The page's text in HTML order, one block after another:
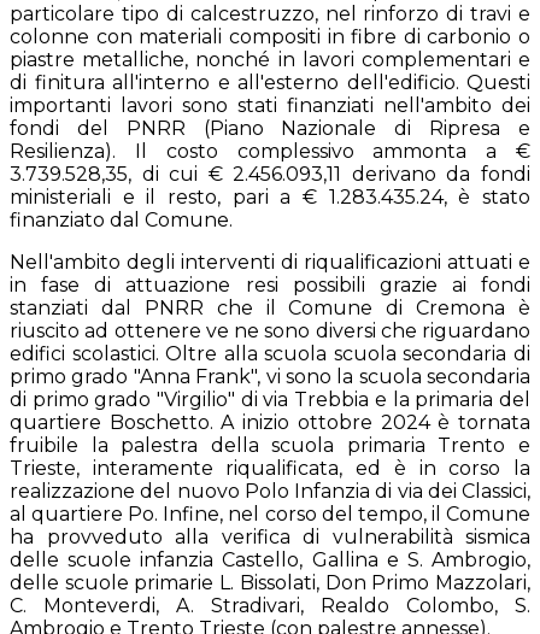
particolare tipo di calcestruzzo, nel rinforzo di travi e
colonne con materiali compositi in fibre di carbonio o
piastre metalliche, nonché in lavori complementari e
di finitura all'interno e all'esterno dell'edificio. Questi
importanti lavori sono stati finanziati nell'ambito dei
fondi del PNRR (Piano Nazionale di Ripresa e
Resilienza). Il costo complessivo ammonta a €
3.739.528,35, di cui € 2.456.093,11 derivano da fondi
ministeriali e il resto, pari a € 1.283.435.24, è stato
finanziato dal Comune.
Nell'ambito degli interventi di riqualificazioni attuati e
in fase di attuazione resi possibili grazie ai fondi
stanziati dal PNRR che il Comune di Cremona è
riuscito ad ottenere ve ne sono diversi che riguardano
edifici scolastici. Oltre alla scuola scuola secondaria di
primo grado "Anna Frank", vi sono la scuola secondaria
di primo grado "Virgilio" di via Trebbia e la primaria del
quartiere Boschetto. A inizio ottobre 2024 è tornata
fruibile la palestra della scuola primaria Trento e
Trieste, interamente riqualificata, ed è in corso la
realizzazione del nuovo Polo Infanzia di via dei Classici,
al quartiere Po. Infine, nel corso del tempo, il Comune
ha provveduto alla verifica di vulnerabilità sismica
delle scuole infanzia Castello, Gallina e S. Ambrogio,
delle scuole primarie L. Bissolati, Don Primo Mazzolari,
C. Monteverdi, A. Stradivari, Realdo Colombo, S.
Ambrogio e Trento Trieste (con palestre annesse).